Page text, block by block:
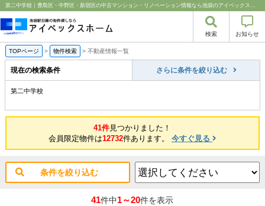
第二中学校｜豊島区・中野区・新宿区の中古マンション・リノベーション情報なら池袋のアイベックスホーム！
検索 お知らせ
TOPページ > 物件検索 > 不動産情報一覧
現在の検索条件 さらに条件を絞り込む
第二中学校
41件見つかりました！
会員限定物件は12732件あります。 今すぐ見る
条件を絞り込む
41件中1～20件を表示